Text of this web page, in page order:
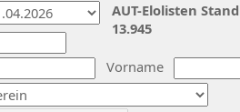
Vorname
AUT-Elolisten
13.945